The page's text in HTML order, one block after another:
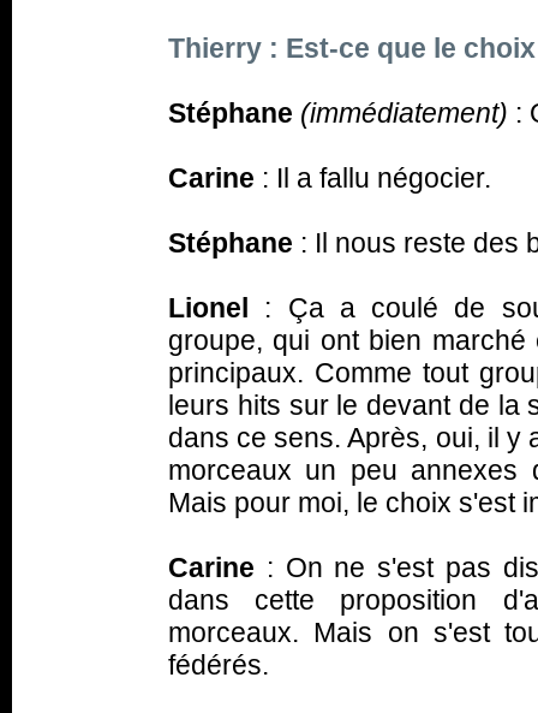
Thierry : Est-ce que le
Stéphane (immédiatement) :
Carine : Il a fallu négocier.
Stéphane : Il nous reste des
Lionel : Ça a coulé de
groupe, qui ont bien
principaux. Comme tout
leurs hits sur le devant de la
dans ce sens. Après, oui, il y
morceaux un peu annexes
Mais pour moi, le choix s'est
Carine : On ne s'est pas
dans cette proposition
morceaux. Mais on s'est
fédérés.